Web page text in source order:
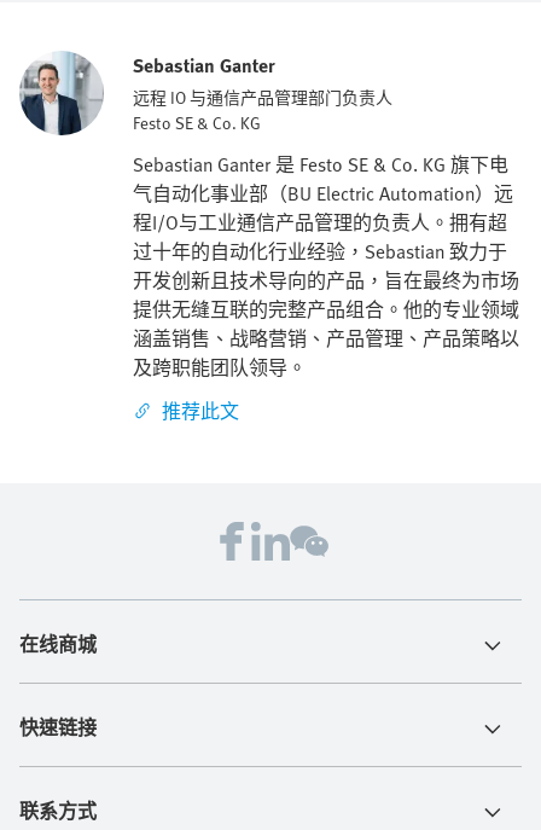
Sebastian Ganter
远程 IO 与通信产品管理部门负责人
Festo SE & Co. KG
Sebastian Ganter 是 Festo SE & Co. KG 旗下电
气自动化事业部（BU Electric Automation）远
程I/O与工业通信产品管理的负责人。拥有超
过十年的自动化行业经验，Sebastian 致力于
开发创新且技术导向的产品，旨在最终为市场
提供无缝互联的完整产品组合。他的专业领域
涵盖销售、战略营销、产品管理、产品策略以
及跨职能团队领导。
推荐此文
在线商城
快速链接
联系方式